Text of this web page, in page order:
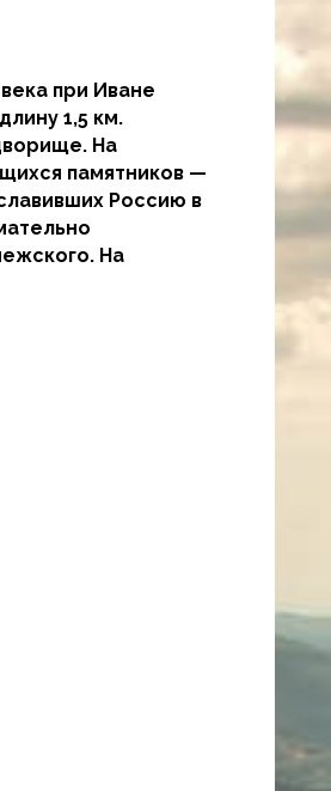
при Иване
1,5 км.
На
памятников —
Россию в
На